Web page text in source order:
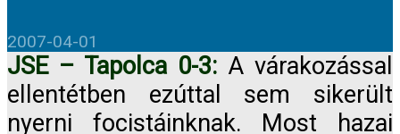
2007-04-01
JSE – Tapolca 0-3: A várakozással
ellentétben ezúttal sem sikerült
nyerni focistáinknak. Most hazai